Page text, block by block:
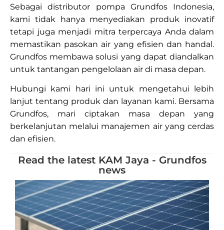
Sebagai distributor pompa Grundfos Indonesia,
kami tidak hanya menyediakan produk inovatif
tetapi juga menjadi mitra terpercaya Anda dalam
memastikan pasokan air yang efisien dan handal.
Grundfos membawa solusi yang dapat diandalkan
untuk tantangan pengelolaan air di masa depan.
Hubungi kami hari ini untuk mengetahui lebih
lanjut tentang produk dan layanan kami. Bersama
Grundfos, mari ciptakan masa depan yang
berkelanjutan melalui manajemen air yang cerdas
dan efisien.
Read the latest KAM Jaya - Grundfos
news